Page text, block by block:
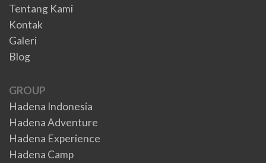
Tentang Kami
Kontak
Galeri
Blog
GROUP
Hadena Indonesia
Hadena Adventure
Hadena Experience
Hadena Camp